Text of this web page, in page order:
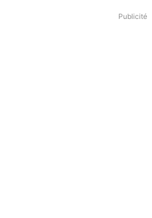
Publicité